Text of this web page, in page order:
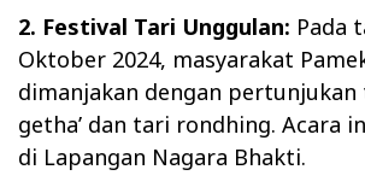
2. Festival Tari Unggulan: Pada
Oktober 2024, masyarakat
dimanjakan dengan
getha’ dan tari rondhing. Acara
di Lapangan Nagara Bhakti.